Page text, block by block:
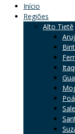
Início
Regiões
Alto Tietê
Poá